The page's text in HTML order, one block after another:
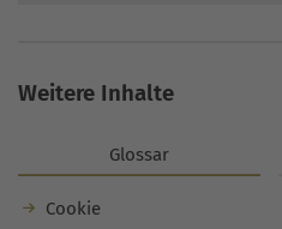
Weitere Inhalte
Glossar
Cookie